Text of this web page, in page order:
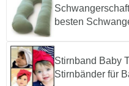
besten
Stirnband Baby
Stirnbänder für